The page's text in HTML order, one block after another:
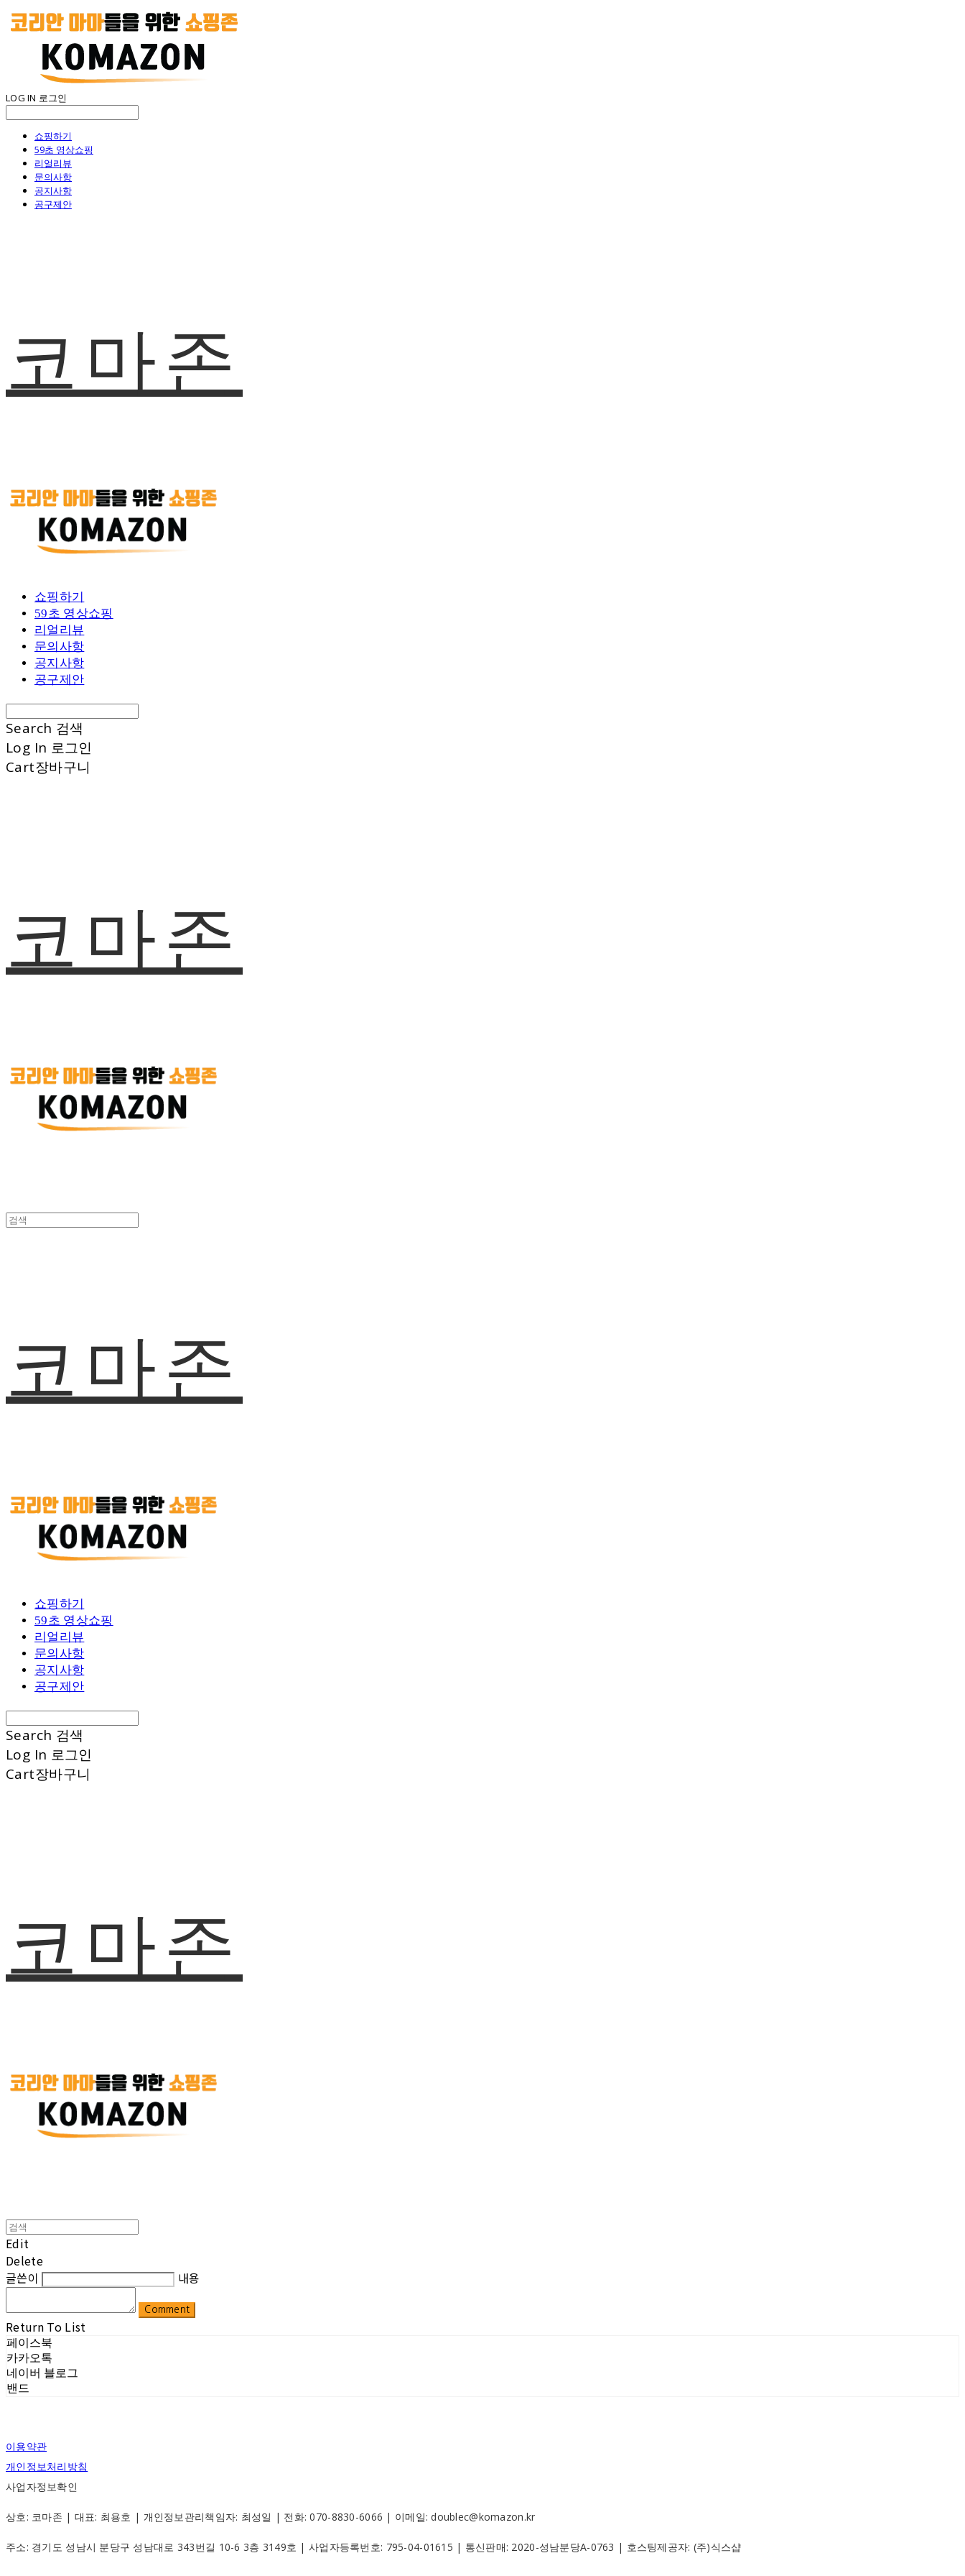
LOG IN 로그인
쇼핑하기
59초 영상쇼핑
리얼리뷰
문의사항
공지사항
공구제안
코마존
쇼핑하기
59초 영상쇼핑
리얼리뷰
문의사항
공지사항
공구제안
Search 검색
Log In 로그인
Cart장바구니
코마존
코마존
쇼핑하기
59초 영상쇼핑
리얼리뷰
문의사항
공지사항
공구제안
Search 검색
Log In 로그인
Cart장바구니
코마존
Edit
Delete
글쓴이
내용
Comment
Return To List
페이스북
카카오톡
네이버 블로그
밴드
이용약관
개인정보처리방침
사업자정보확인
상호: 코마존 | 대표: 최용호 | 개인정보관리책임자: 최성일 | 전화: 070-8830-6066 | 이메일: doublec@komazon.kr
주소: 경기도 성남시 분당구 성남대로 343번길 10-6 3층 3149호 | 사업자등록번호: 795-04-01615 | 통신판매: 2020-성남분당A-0763 | 호스팅제공자: (주)식스샵